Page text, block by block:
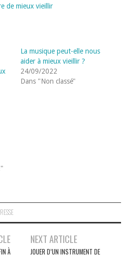
de mieux vieillir
La musique peut-elle nous
aider à mieux vieillir ?
24/09/2022
Dans "Non classé"
À
NEXT ARTICLE
JOUER D’UN INSTRUMENT DE